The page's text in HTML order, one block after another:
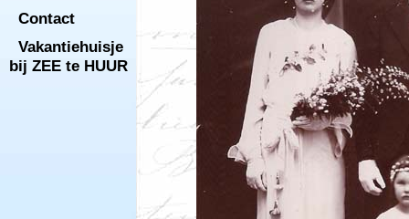
Contact
Vakantiehuisje
bij ZEE te HUUR